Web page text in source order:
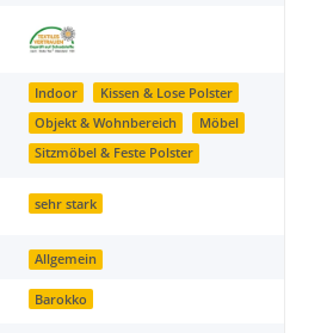
Indoor
Kissen & Lose Polster
Objekt & Wohnbereich
Möbel
Sitzmöbel & Feste Polster
sehr stark
Allgemein
Barokko